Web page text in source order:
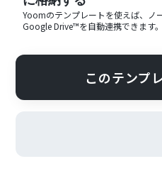
Yoomのテンプレートを使えば、ノ
Google Drive™を自動連携できます。
このテンプ